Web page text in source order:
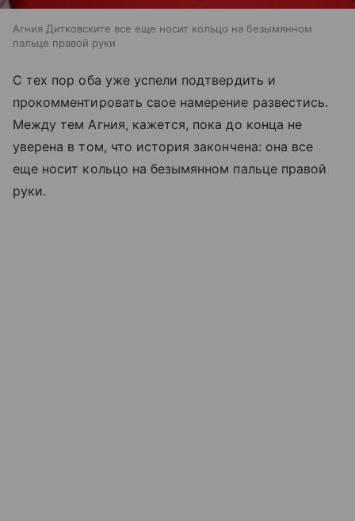
Агния Дитковските все еще носит кольцо на безымянном
пальце правой руки
С тех пор оба уже успели подтвердить и
прокомментировать свое намерение развестись.
Между тем Агния, кажется, пока до конца не
уверена в том, что история закончена: она все
еще носит кольцо на безымянном пальце правой
руки.